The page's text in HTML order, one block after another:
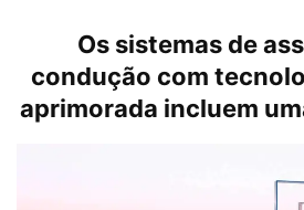
Os sistemas de
condução com
aprimorada incluem